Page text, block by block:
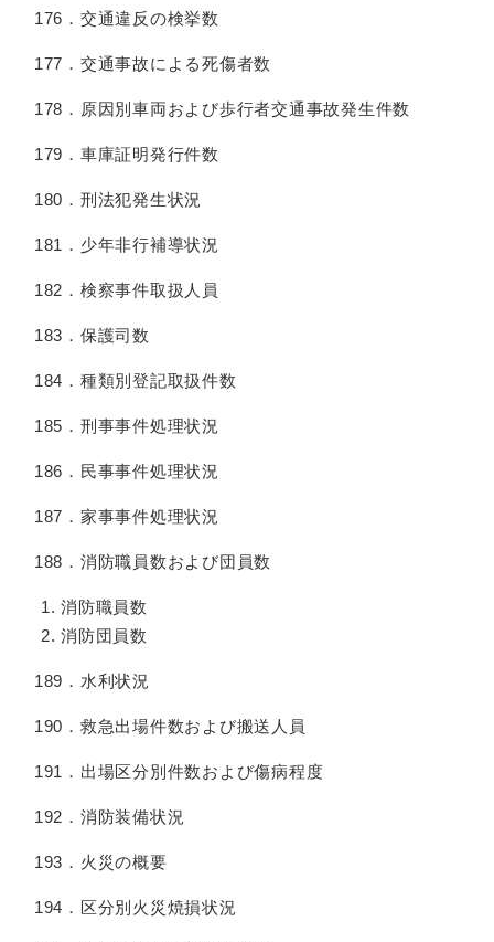
176．交通違反の検挙数
177．交通事故による死傷者数
178．原因別車両および歩行者交通事故発生件数
179．車庫証明発行件数
180．刑法犯発生状況
181．少年非行補導状況
182．検察事件取扱人員
183．保護司数
184．種類別登記取扱件数
185．刑事事件処理状況
186．民事事件処理状況
187．家事事件処理状況
188．消防職員数および団員数
消防職員数
消防団員数
189．水利状況
190．救急出場件数および搬送人員
191．出場区分別件数および傷病程度
192．消防装備状況
193．火災の概要
194．区分別火災焼損状況